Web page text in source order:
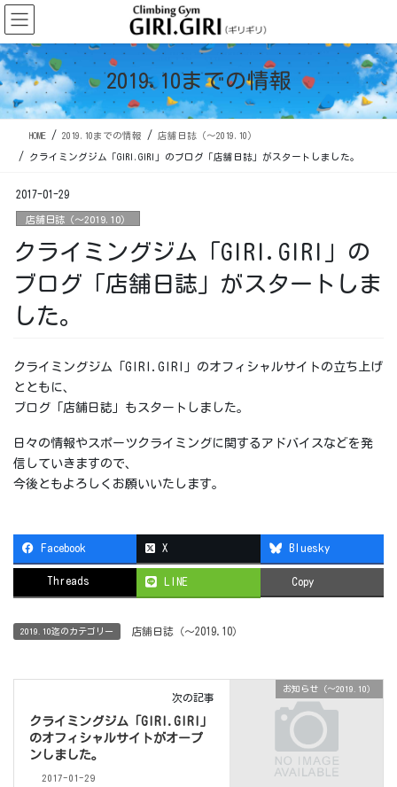
コ
ン
テ
ン
ツ
に
移
ナ
ビ
ゲ
ー
シ
ョ
ン
2019.10までの情報
HOME 2019.10までの情報 店舗日誌（〜2019.10）
クライミングジム「GIRI.GIRI」のブログ「店舗日誌」がスタートしました。
2017-01-29
店舗日誌（〜2019.10）
クライミングジム「GIRI.GIRI」の
ブログ「店舗日誌」がスタートしま
した。
クライミングジム「GIRI.GIRI」のオフィシャルサイトの立ち上げ
とともに、
ブログ「店舗日誌」もスタートしました。
日々の情報やスポーツクライミングに関するアドバイスなどを発
信していきますので、
今後ともよろしくお願いいたします。
Facebook X Bluesky
Threads LINE Copy
2019.10迄のカテゴリー 店舗日誌（〜2019.10）
お知らせ（〜2019.10）
次の記事
クライミングジム「GIRI.GIRI」
のオフィシャルサイトがオープ
ンしました。
2017-01-29